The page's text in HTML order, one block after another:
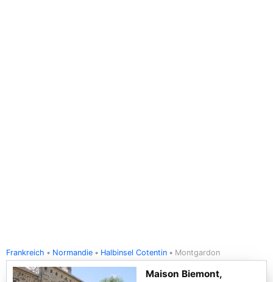
Frankreich Normandie Halbinsel Cotentin Montgardon
Maison Biemont,